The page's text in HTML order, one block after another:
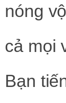
nóng
cả mọi
Bạn